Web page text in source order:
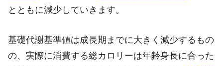
とともに減少していきます。
基礎代謝基準値は成長期までに大きく減少するもの
の、実際に消費する総カロリーは年齢身長に合った